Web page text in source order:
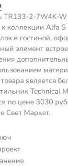
TR133-2-7W4K-
к коллекции Alfa
в гостиной,
элемент
является
Technical
по цене 3030
Свет Маркет.